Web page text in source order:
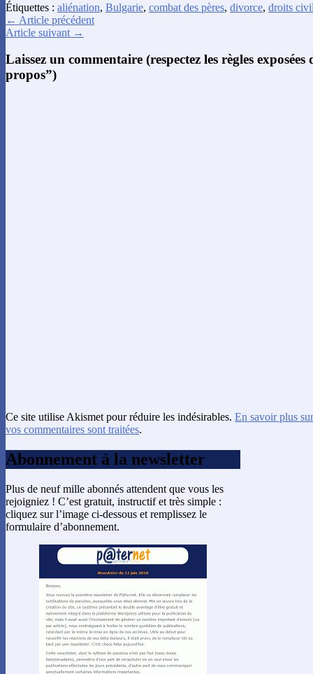
Étiquettes : aliénation, Bulgarie, combat des pères, divorce, droits
← Article précédent
Article suivant →
Laissez un commentaire (respectez les règles
propos”)
Ce site utilise Akismet pour réduire les indésirables. En savoir plus
vos commentaires sont traitées.
Abonnement à la newsletter
Plus de neuf mille abonnés attendent que vous les
rejoigniez ! C’est gratuit, instructif et très simple :
cliquez sur l’image ci-dessous et remplissez le
formulaire d’abonnement.